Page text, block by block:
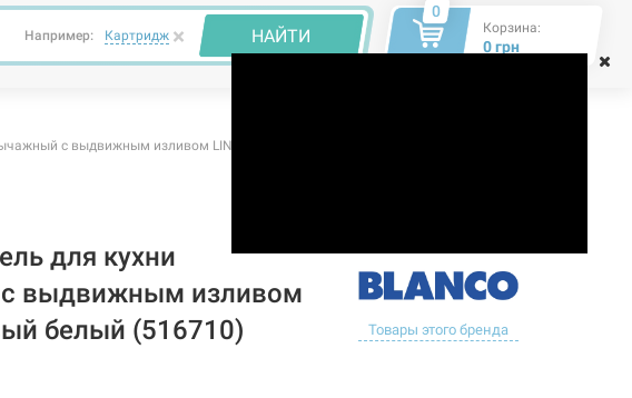
Например: Картридж × НАЙТИ
0
Корзина:
0 грн
с выдвижным изливом LINUS-S глянцевый белый (516710)
для кухни
выдвижным изливом
белый (516710)
Товары этого бренда